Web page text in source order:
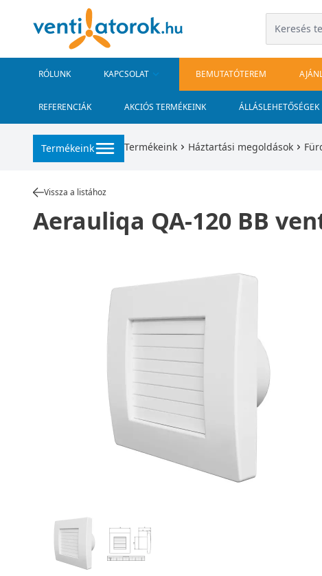
RÓLUNK KAPCSOLAT BEMUTATÓTEREM
REFERENCIÁK AKCIÓS TERMÉKEINK ÁLLÁSLEHETŐSÉGEK
Termékeink Termékeink Háztartási megoldások
Vissza a listához
Aerauliqa QA-120 BB